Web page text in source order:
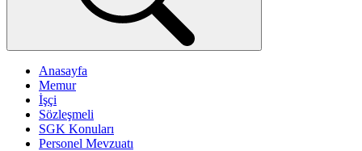
Anasayfa
Memur
İşçi
Sözleşmeli
SGK Konuları
Personel Mevzuatı